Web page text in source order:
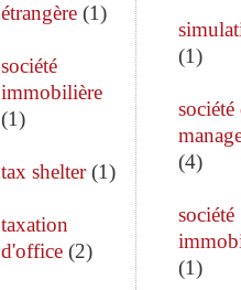
étrangère(1)
société
immobilière
(1)
tax shelter(1)
taxation
d'office(2)
(1)
société
(4)
société
(1)